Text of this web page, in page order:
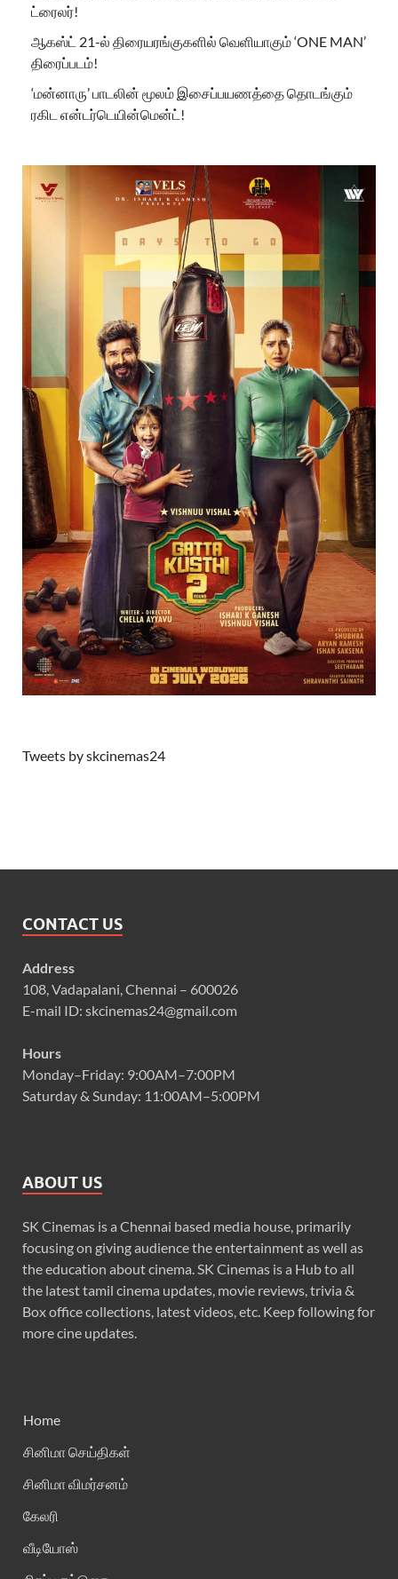
ட்ரைலர்!
ஆகஸ்ட் 21-ல் திரையரங்குகளில் வெளியாகும் ‘ONE MAN’
திரைப்படம்!
‘மன்னாரு’ பாடலின் மூலம் இசைப்பயணத்தை தொடங்கும்
ரகிட என்டர்டெயின்மென்ட்!
Tweets by skcinemas24
CONTACT US
Address
108, Vadapalani, Chennai – 600026
E-mail ID: skcinemas24@gmail.com
Hours
Monday–Friday: 9:00AM–7:00PM
Saturday & Sunday: 11:00AM–5:00PM
ABOUT US
SK Cinemas is a Chennai based media house, primarily
focusing on giving audience the entertainment as well as
the education about cinema. SK Cinemas is a Hub to all
the latest tamil cinema updates, movie reviews, trivia &
Box office collections, latest videos, etc. Keep following for
more cine updates.
Home
சினிமா செய்திகள்
சினிமா விமர்சனம்
கேலரி
வீடியோஸ்